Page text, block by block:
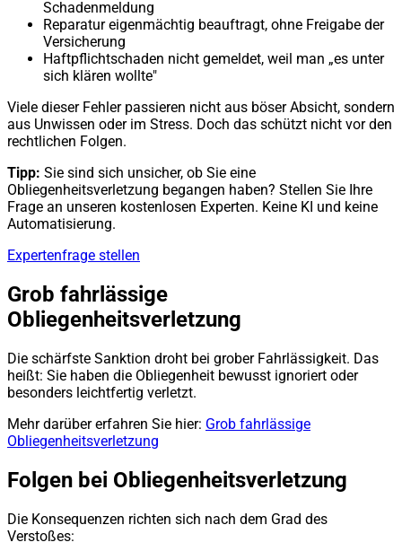
Schadenmeldung
Reparatur eigenmächtig beauftragt, ohne Freigabe der
Versicherung
Haftpflichtschaden nicht gemeldet, weil man „es unter
sich klären wollte"
Viele dieser Fehler passieren nicht aus böser Absicht, sondern
aus Unwissen oder im Stress. Doch das schützt nicht vor den
rechtlichen Folgen.
Tipp: Sie sind sich unsicher, ob Sie eine
Obliegenheitsverletzung begangen haben? Stellen Sie Ihre
Frage an unseren kostenlosen Experten. Keine KI und keine
Automatisierung.
Expertenfrage stellen
Grob fahrlässige
Obliegenheitsverletzung
Die schärfste Sanktion droht bei grober Fahrlässigkeit. Das
heißt: Sie haben die Obliegenheit bewusst ignoriert oder
besonders leichtfertig verletzt.
Mehr darüber erfahren Sie hier: Grob fahrlässige
Obliegenheitsverletzung
Folgen bei Obliegenheitsverletzung
Die Konsequenzen richten sich nach dem Grad des
Verstoßes: